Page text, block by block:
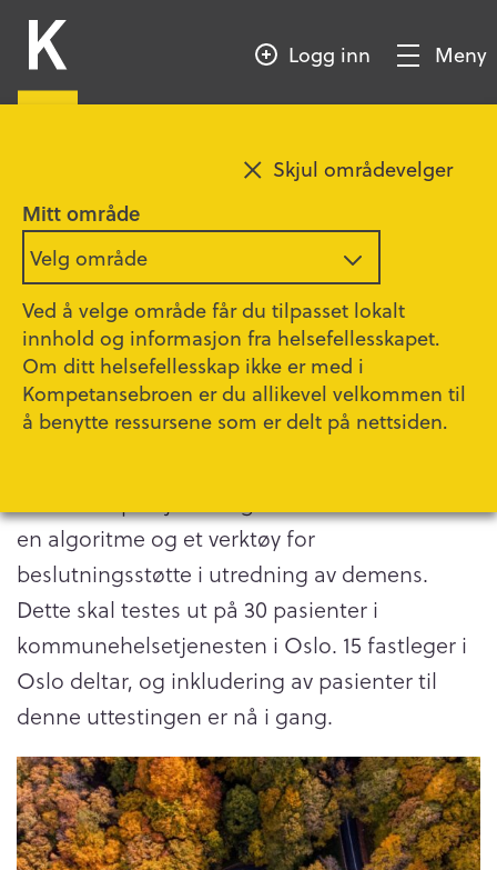
Mitt område
Velg område
Ved å velge område får du tilpasset lokalt
innhold og informasjon fra helsefellesskapet.
Om ditt helsefellesskap ikke er med i
Kompetansebroen er du allikevel velkommen til
å benytte ressursene som er delt på nettsiden.
Skjul områdevelger
HOVEDINNHOLD
KompetansebroenLogg inn
Vis/SkjulMeny
Forskningsprosjektet
AgeCare
Mona Michelet, Aldring og helse
Oppdatert23.02.2026
Utvikling og utprøving av verktøy for
en algoritme og et verktøy for
beslutningsstøtte i utredning av demens.
Dette skal testes ut på 30 pasienter i
kommunehelsetjenesten i Oslo. 15 fastleger i
Oslo deltar, og inkludering av pasienter til
denne uttestingen er nå i gang.